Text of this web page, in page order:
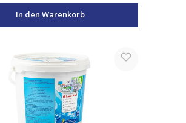
In den Warenkorb